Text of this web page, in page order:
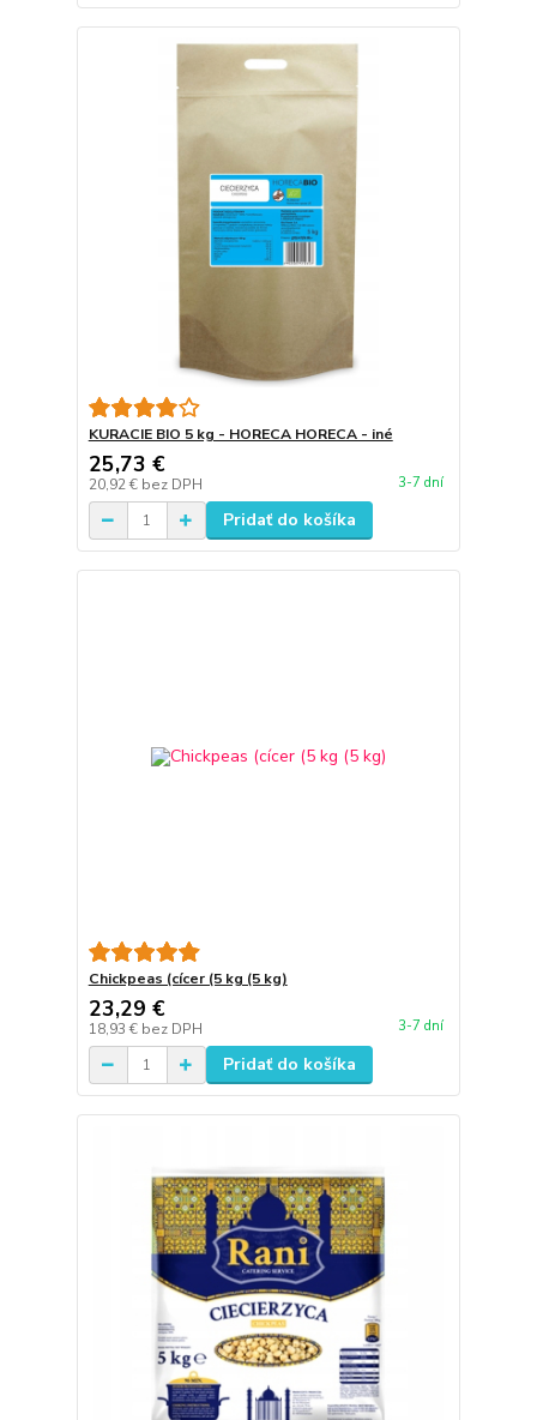
KURACIE BIO 5 kg - HORECA HORECA - iné
25,73 €
20,92 € bez DPH 3-7 dní
Pridať do košíka
Chickpeas (cícer (5 kg (5 kg)
23,29 €
18,93 € bez DPH 3-7 dní
Pridať do košíka